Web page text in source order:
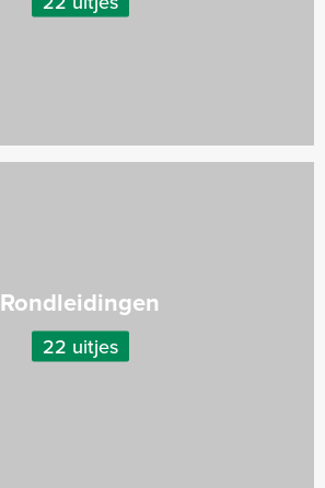
Rondleidingen
22 uitjes